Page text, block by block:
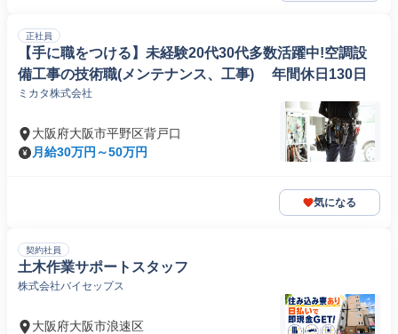
正社員
【手に職をつける】未経験20代30代多数活躍中!空調設
備工事の技術職(メンテナンス、工事) 年間休日130日
ミカタ株式会社
大阪府大阪市平野区背戸口
月給30万円～50万円
気になる
契約社員
土木作業サポートスタッフ
株式会社バイセップス
大阪府大阪市浪速区